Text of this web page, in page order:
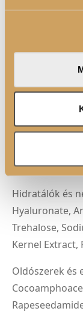
valamint
adatait, akik
adatokkal,
Ön által
Alkoholok:
Hidratálók és
Hyaluronate,
Trehalose,
Kernel Extract,
Oldószerek és